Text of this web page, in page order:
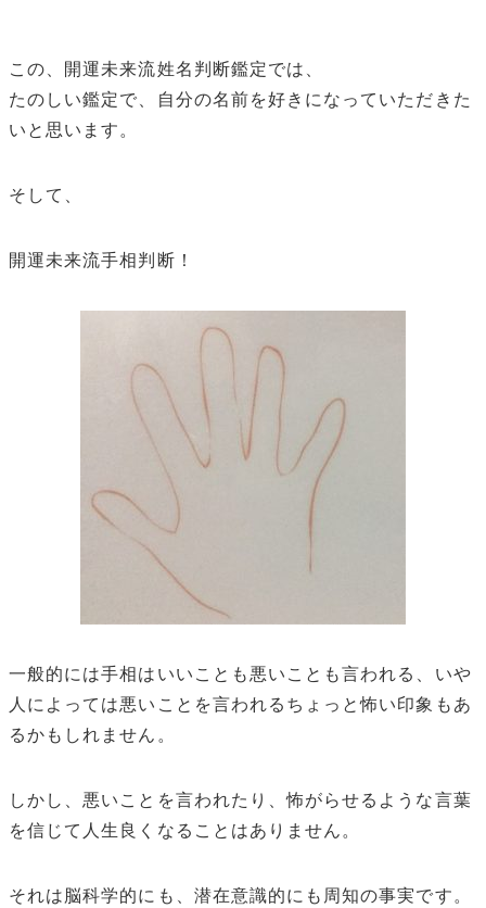
この、開運未来流姓名判断鑑定では、
たのしい鑑定で、自分の名前を好きになっていただきた
いと思います。
そして、
開運未来流手相判断！
一般的には手相はいいことも悪いことも言われる、いや
人によっては悪いことを言われるちょっと怖い印象もあ
るかもしれません。
しかし、悪いことを言われたり、怖がらせるような言葉
を信じて人生良くなることはありません。
それは脳科学的にも、潜在意識的にも周知の事実です。